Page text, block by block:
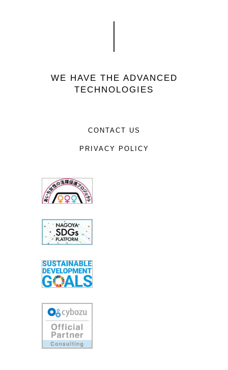
WE HAVE THE ADVANCED
TECHNOLOGIES
CONTACT US
PRIVACY POLICY